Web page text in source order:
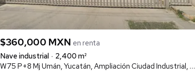
$360,000 MXN en renta
Nave industrial
2,400 m²
W75 P+8 Mj Umán, Yucatán, Ampliación Ciudad Industrial, Umán